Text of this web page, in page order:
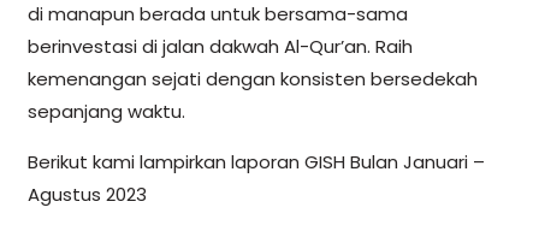
di manapun berada untuk bersama-sama
berinvestasi di jalan dakwah Al-Qur’an. Raih
kemenangan sejati dengan konsisten bersedekah
sepanjang waktu.
Berikut kami lampirkan laporan GISH Bulan Januari –
Agustus 2023